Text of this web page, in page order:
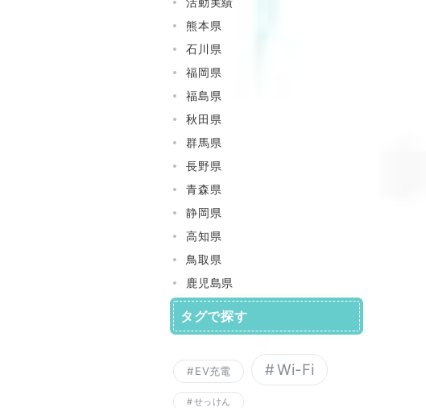
熊本県
石川県
福岡県
福島県
秋田県
群馬県
長野県
青森県
静岡県
高知県
鳥取県
鹿児島県
タグで探す
EV充電 Wi-Fi
せっけん